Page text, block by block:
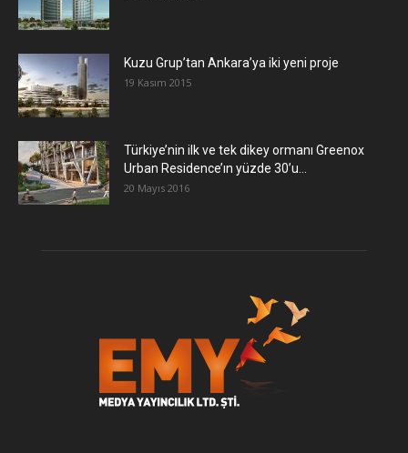
​Kuzu Grup’tan Ankara’ya iki yeni proje
19 Kasım 2015
Türkiye’nin ilk ve tek dikey ormanı Greenox
Urban Residence’ın yüzde 30’u...
20 Mayıs 2016